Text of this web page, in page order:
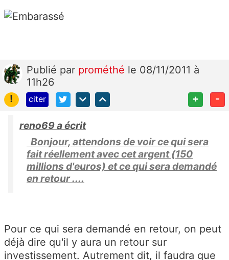
Publié par prométhé le 08/11/2011 à
11h26
!
citer + -
reno69 a écrit
Bonjour, attendons de voir ce qui sera
fait réellement avec cet argent (150
millions d'euros) et ce qui sera demandé
en retour ....
Pour ce qui sera demandé en retour, on peut
déjà dire qu'il y aura un retour sur
investissement. Autrement dit, il faudra que